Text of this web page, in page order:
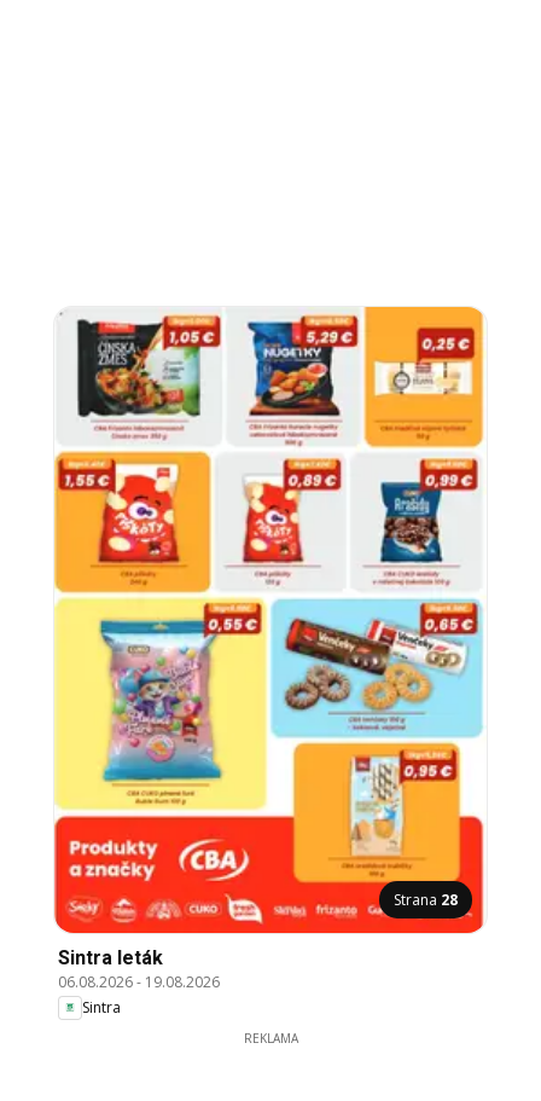
Strana 28
Sintra leták
06.08.2026- 19.08.2026
Sintra
REKLAMA